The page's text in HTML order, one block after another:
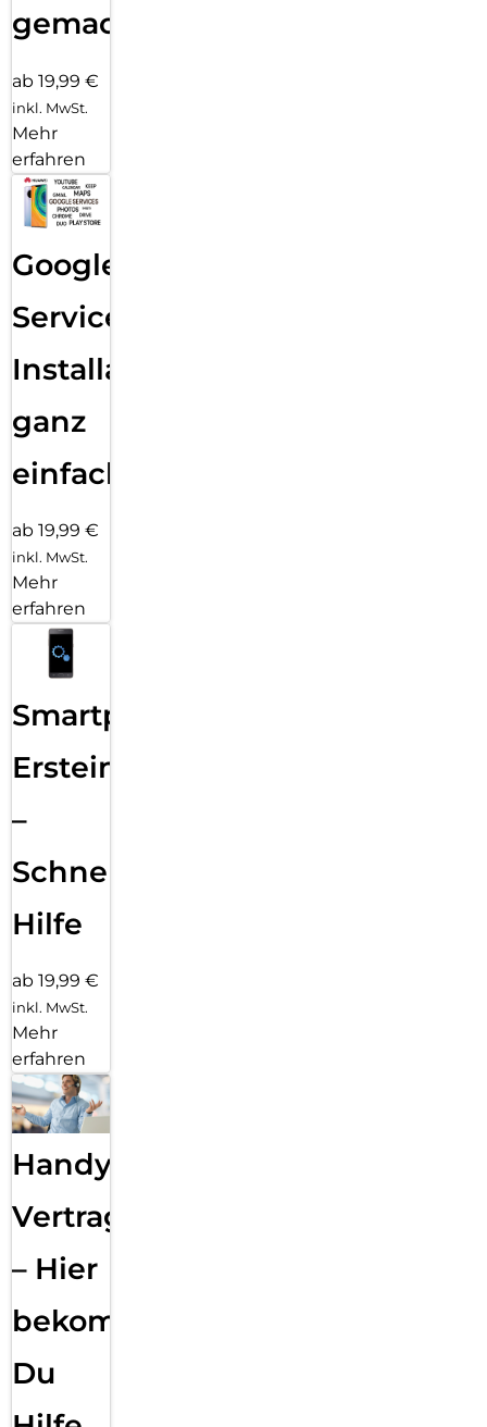
gemacht!
ab 19,99 €
inkl. MwSt.
Mehr
erfahren
Google
Services
Installation
ganz
einfach
ab 19,99 €
inkl. MwSt.
Mehr
erfahren
Smartphone
Ersteinrichtung
–
Schnelle
Hilfe
ab 19,99 €
inkl. MwSt.
Mehr
erfahren
Handy
Vertragsabwicklung
– Hier
bekommst
Du